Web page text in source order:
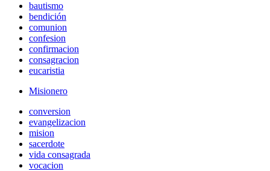
bautismo
bendición
comunion
confesion
confirmacion
consagracion
eucaristia
Misionero
conversion
evangelizacion
mision
sacerdote
vida consagrada
vocacion